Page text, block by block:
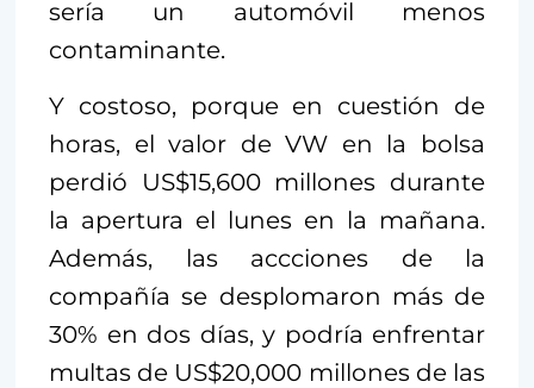
sería un automóvil menos
contaminante.
Y costoso, porque en cuestión de
horas, el valor de VW en la bolsa
perdió US$15,600 millones durante
la apertura el lunes en la mañana.
Además, las accciones de la
compañía se desplomaron más de
30% en dos días, y podría enfrentar
multas de US$20,000 millones de las